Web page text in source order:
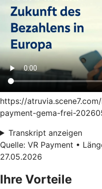
https://
payment-gema-frei-
Transkript anzeigen
Quelle: VR Payment •
27.05.2026
Ihre Vorteile